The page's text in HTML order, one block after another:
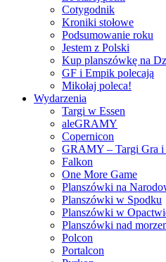
Cotygodnik
Kroniki stołowe
Podsumowanie roku
Jestem z Polski
Kup planszówkę na
GF i Empik polecają
Mikołaj poleca!
Wydarzenia
Targi w Essen
aleGRAMY
Copernicon
GRAMY – Targi Gra i
Falkon
One More Game
Planszówki na
Planszówki w Spodku
Planszówki w
Planszówki nad
Polcon
Portalcon